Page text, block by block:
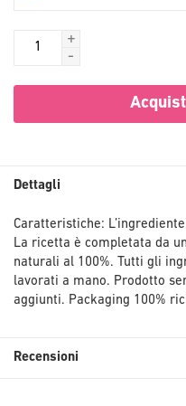
+
-
Dettagli
Caratteristiche:
La ricetta è completata da
naturali al 100%. Tutti gli
lavorati a mano. Prodotto
aggiunti. Packaging 100%
Recensioni